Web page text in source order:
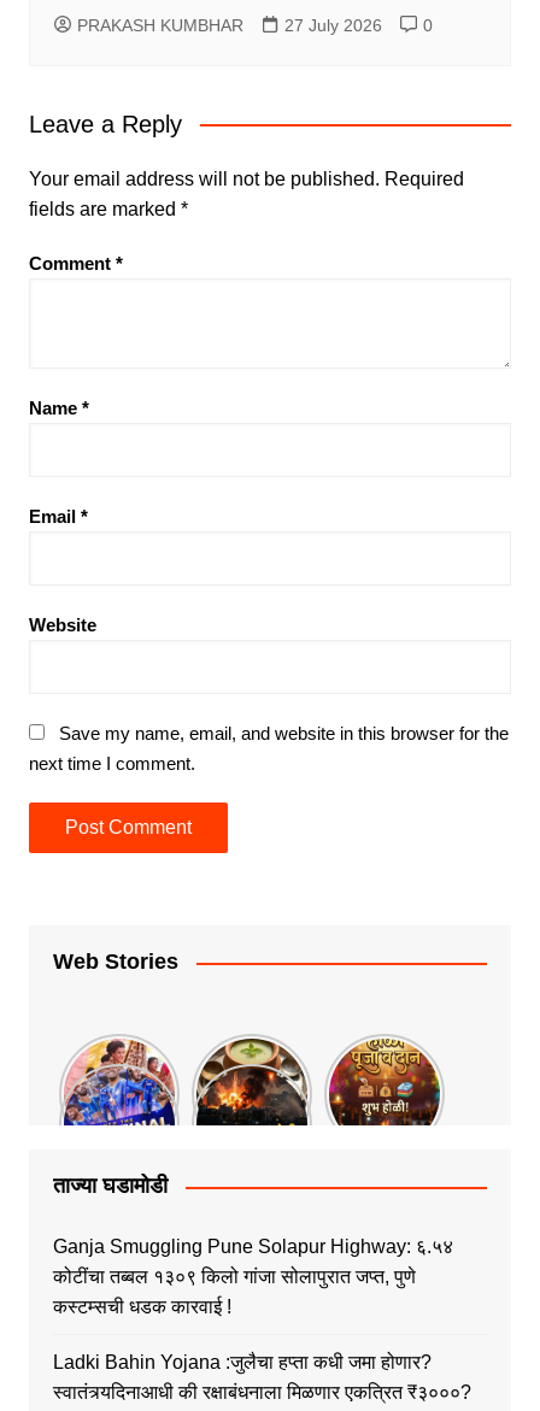
PRAKASH KUMBHAR 27 July 2026 0
Leave a Reply
Your email address will not be published. Required
fields are marked *
Comment *
Name *
Email *
Website
Save my name, email, and website in this browser for the
next time I comment.
Web Stories
ताज्या घडामोडी
Ganja Smuggling Pune Solapur Highway: ६.५४
कोटींचा तब्बल १३०९ किलो गांजा सोलापुरात जप्त, पुणे
कस्टम्सची धडक कारवाई !
Ladki Bahin Yojana :जुलैचा हप्ता कधी जमा होणार?
स्वातंत्र्यदिनाआधी की रक्षाबंधनाला मिळणार एकत्रित ₹३०००?